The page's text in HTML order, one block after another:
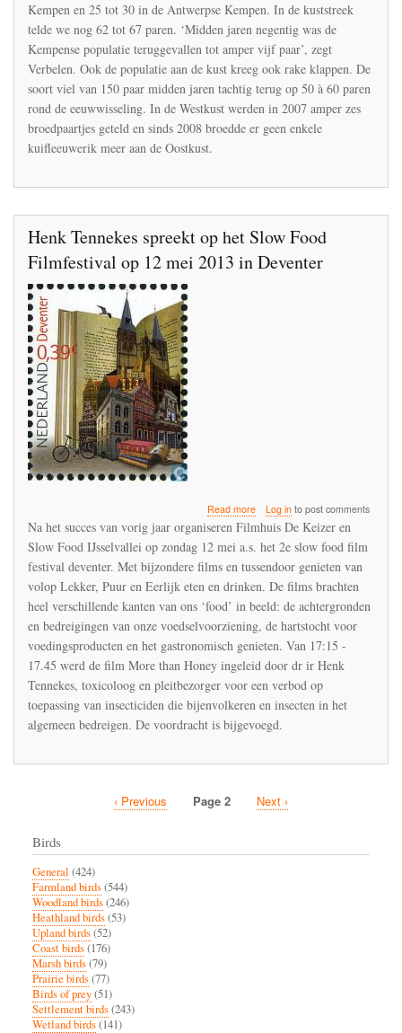
Kempen en 25 tot 30 in de Antwerpse Kempen. In de kuststreek
telde we nog 62 tot 67 paren. ‘Midden jaren negentig was de
Kempense populatie teruggevallen tot amper vijf paar’, zegt
Verbelen. Ook de populatie aan de kust kreeg ook rake klappen. De
soort viel van 150 paar midden jaren tachtig terug op 50 à 60 paren
rond de eeuwwisseling. In de Westkust werden in 2007 amper zes
broedpaartjes geteld en sinds 2008 broedde er geen enkele
kuifleeuwerik meer aan de Oostkust.
Henk Tennekes spreekt op het Slow Food
Filmfestival op 12 mei 2013 in Deventer
Read moreabout
Henk
spreekt
op
het
Food
Filmfestival
op
12
2013
in
Deventer
Log into post comments
Na het succes van vorig jaar organiseren Filmhuis De Keizer en
Slow Food IJsselvallei op zondag 12 mei a.s. het 2e slow food film
festival deventer. Met bijzondere films en tussendoor genieten van
volop Lekker, Puur en Eerlijk eten en drinken. De films brachten
heel verschillende kanten van ons ‘food’ in beeld: de achtergronden
en bedreigingen van onze voedselvoorziening, de hartstocht voor
voedingsproducten en het gastronomisch genieten. Van 17:15 -
17.45 werd de film More than Honey ingeleid door dr ir Henk
Tennekes, toxicoloog en pleitbezorger voor een verbod op
toepassing van insecticiden die bijenvolkeren en insecten in het
algemeen bedreigen. De voordracht is bijgevoegd.
Previous
‹ Previous Page 2
Next
Next ›
Birds
General (424)
Farmland birds(544)
Woodland birds(246)
Heathland birds(53)
Upland birds(52)
Coast birds(176)
Marsh birds(79)
Prairie birds(77)
Birds of prey(51)
Settlement birds(243)
Wetland birds(141)